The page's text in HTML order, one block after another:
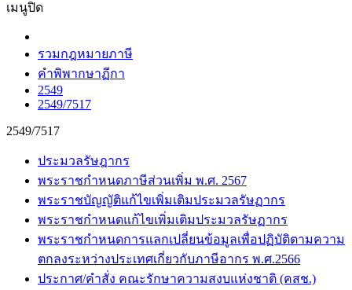
เมนูปิด
รวมกฎหมายภาษี
คำพิพากษาฏีกา
2549
2549/7517
2549/7517
ประมวลรัษฎากร
พระราชกำหนดภาษีส่วนเพิ่ม พ.ศ. 2567
พระราชบัญญัติแก้ไขเพิ่มเติมประมวลรัษฏากร
พระราชกำหนดแก้ไขเพิ่มเติมประมวลรัษฏากร
พระราชกำหนดการแลกเปลี่ยนข้อมูลเพื่อปฏิบัติตามความ
ตกลงระหว่างประเทศเกี่ยวกับภาษีอากร พ.ศ.2566
ประกาศ/คำสั่ง คณะรักษาความสงบแห่งชาติ (คสช.)